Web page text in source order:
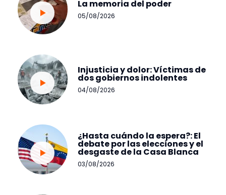
La memoria del poder
05/08/2026
Injusticia y dolor: Víctimas de
dos gobiernos indolentes
04/08/2026
¿Hasta cuándo la espera?: El
debate por las elecciones y el
desgaste de la Casa Blanca
03/08/2026